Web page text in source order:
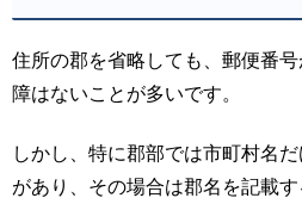
住所の郡を省略しても、郵便番
障はないことが多いです。
しかし、特に郡部では市町村名
があり、その場合は郡名を記載す